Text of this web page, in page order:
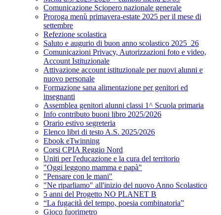
Comunicazione Sciopero nazionale generale
Proroga menù primavera-estate 2025 per il mese di
settembre
Refezione scolastica
Saluto e augurio di buon anno scolastico 2025_26
Comunicazioni Privacy, Autorizzazioni foto e video,
Account Istituzionale
Attivazione account istituzionale per nuovi alunni e
nuovo personale
Formazione sana alimentazione per genitori ed
insegnanti
Assemblea genitori alunni classi 1^ Scuola primaria
Info contributo buoni libro 2025/2026
Orario estivo segreteria
Elenco libri di testo A.S. 2025/2026
Ebook eTwinning
Corsi CPIA Reggio Nord
Uniti per l'educazione e la cura del territorio
"Oggi leggono mamma e papà"
"Pensare con le mani"
"Ne riparliamo" all'inizio del nuovo Anno Scolastico
5 anni del Progetto NO PLANET B
“La fugacità del tempo, poesia combinatoria”
Gioco fuorimetro